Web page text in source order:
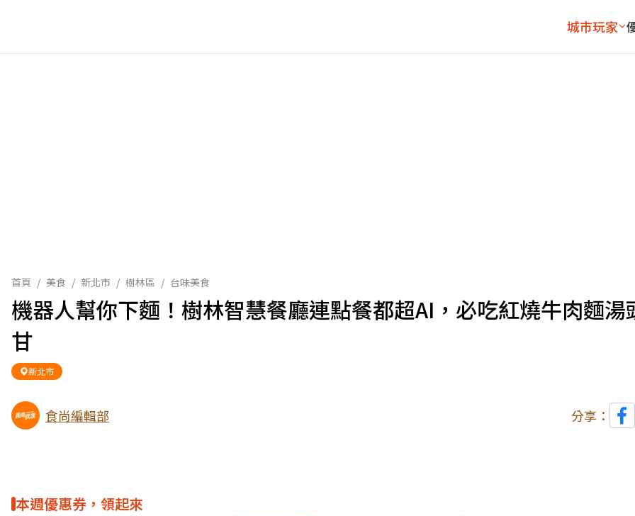
城市玩家
首頁 / 美食 / 新北市 / 樹林區 / 台味美食
機器人幫你下麵！樹林智慧餐廳連點餐都超AI，必吃紅燒牛肉麵湯
甘
新北市
食尚編輯部 分享：
本週優惠券，領起來